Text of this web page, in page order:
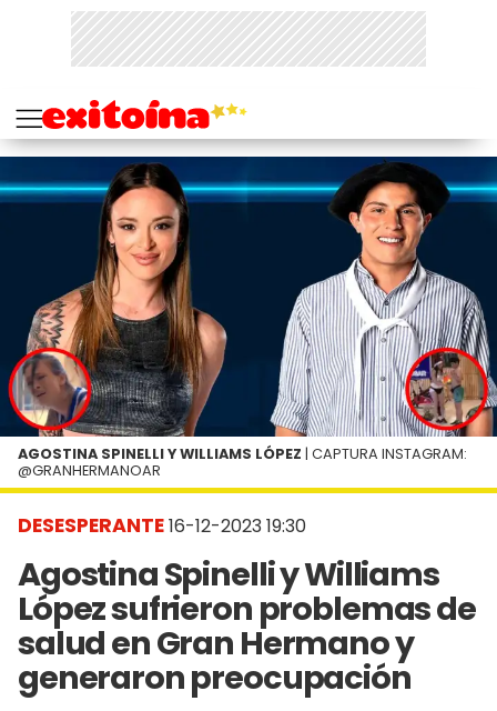
DESESPERANTE16-12-2023 19:30
Agostina Spinelli y Williams
López sufrieron problemas de
salud en Gran Hermano y
generaron preocupación
AGOSTINA SPINELLI Y WILLIAMS LÓPEZ | CAPTURA INSTAGRAM:
@GRANHERMANOAR